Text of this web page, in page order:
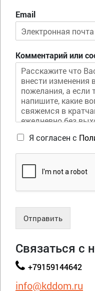
Email
Комментарий или
Я согласен с
Отправить
Связаться с
+79159144642
info@kddom.ru